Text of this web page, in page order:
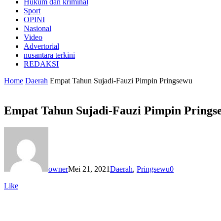
Hukum dan kriminal
Sport
OPINI
Nasional
Video
Advertorial
nusantara terkini
REDAKSI
Home Daerah Empat Tahun Sujadi-Fauzi Pimpin Pringsewu
Empat Tahun Sujadi-Fauzi Pimpin
ownerMei 21, 2021Daerah, Pringsewu0
Like